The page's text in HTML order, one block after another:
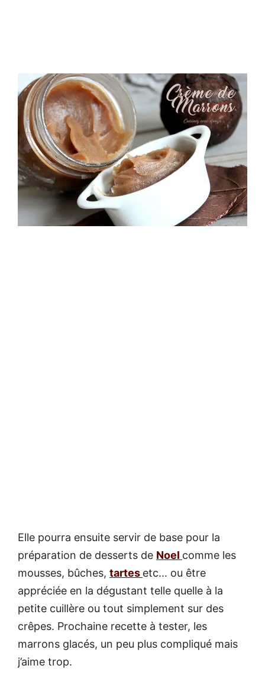
Elle pourra ensuite servir de base pour la
préparation de desserts de Noel comme les
mousses, bûches, tartes etc… ou être
appréciée en la dégustant telle quelle à la
petite cuillère ou tout simplement sur des
crêpes. Prochaine recette à tester, les
marrons glacés, un peu plus compliqué mais
j’aime trop.